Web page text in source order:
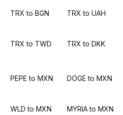
TRX to BGN TRX to UAH
TRX to TWD TRX to DKK
PEPE to MXN DOGE to MXN
WLD to MXN MYRIA to MXN